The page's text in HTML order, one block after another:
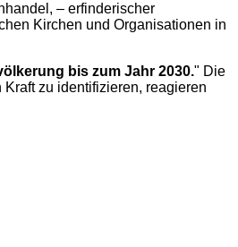
– erfinderischer
Kirchen und Organisationen in
bis zum Jahr 2030." Die
zu identifizieren, reagieren